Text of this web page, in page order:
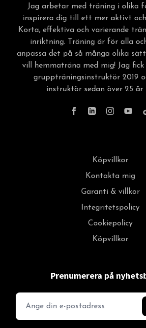
Jag arbetar med träning i olika
inspirera dig till ett mer aktivt
Korta, effektiva och varierande
inriktning. Träning är för alla
anpassa det på så många olika
vill hemmaträna med mig! Jag
gruppträningsinstruktör 2019
instruktör sedan över 25 år
Köpvillkor
Kontakta mig
Garanti & villkor
Integritetspolicy
Cookiepolicy
Köpvillkor
Prenumerera på